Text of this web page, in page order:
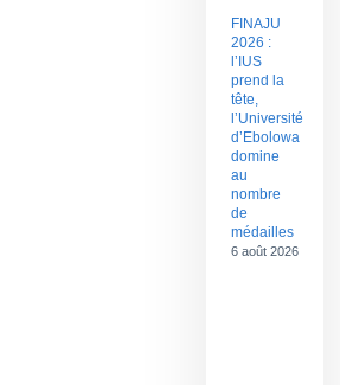
FINAJU
2026 :
l’IUS
prend la
tête,
l’Université
d’Ebolowa
domine
au
nombre
de
médailles
6 août 2026